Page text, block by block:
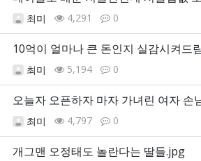
최미 4,291 0
10억이 얼마나 큰 돈인지 실감시켜드
최미 5,194 0
오늘자 오픈하자 마자 가녀린 여자 손
최미 4,797 0
개그맨 오정태도 놀란다는 딸들.jpg